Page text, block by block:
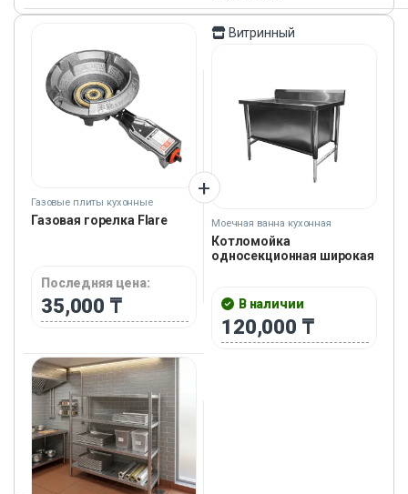
Газовые плиты кухонные
Газовая горелка Flare
Последняя цена:
35,000 ₸
Витринный
Моечная ванна кухонная
Котломойка
односекционная широкая
В наличии
120,000 ₸